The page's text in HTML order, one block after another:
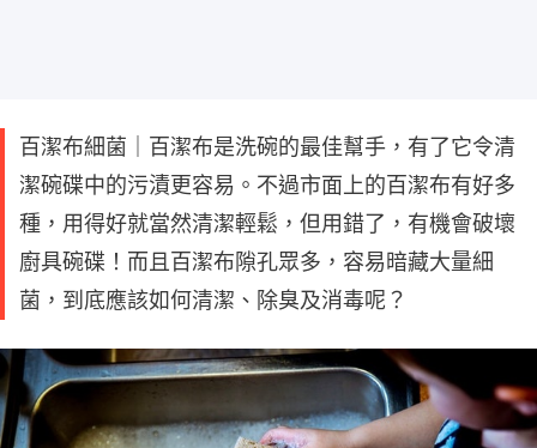
百潔布細菌｜百潔布是洗碗的最佳幫手，有了它令清
潔碗碟中的污漬更容易。不過市面上的百潔布有好多
種，用得好就當然清潔輕鬆，但用錯了，有機會破壞
廚具碗碟！而且百潔布隙孔眾多，容易暗藏大量細
菌，到底應該如何清潔、除臭及消毒呢？